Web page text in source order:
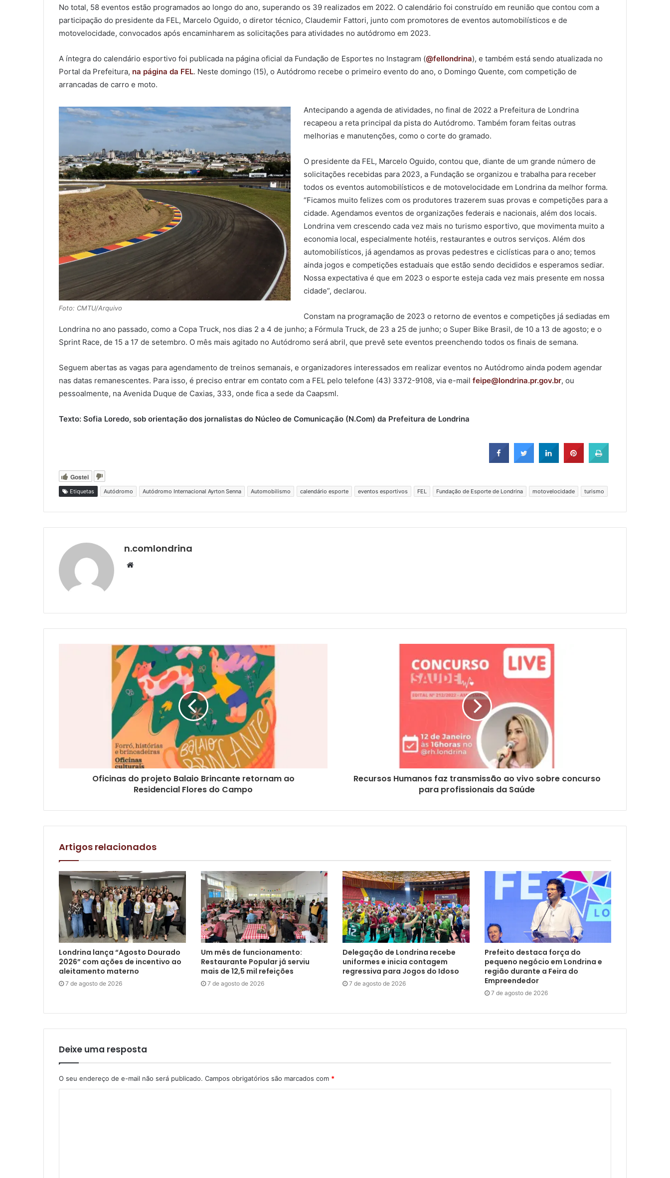
No total, 58 eventos estão programados ao longo do ano, superando os 39 realizados em 2022. O calendário foi construído em reunião que contou com a
participação do presidente da FEL, Marcelo Oguido, o diretor técnico, Claudemir Fattori, junto com promotores de eventos automobilísticos e de
motovelocidade, convocados após encaminharem as solicitações para atividades no autódromo em 2023.
A íntegra do calendário esportivo foi publicada na página oficial da Fundação de Esportes no Instagram (@fellondrina), e também está sendo atualizada no
Portal da Prefeitura, na página da FEL. Neste domingo (15), o Autódromo recebe o primeiro evento do ano, o Domingo Quente, com competição de
arrancadas de carro e moto.
Foto: CMTU/Arquivo
Antecipando a agenda de atividades, no final de 2022 a Prefeitura de Londrina
recapeou a reta principal da pista do Autódromo. Também foram feitas outras
melhorias e manutenções, como o corte do gramado.
O presidente da FEL, Marcelo Oguido, contou que, diante de um grande número de
solicitações recebidas para 2023, a Fundação se organizou e trabalha para receber
todos os eventos automobilísticos e de motovelocidade em Londrina da melhor forma.
“Ficamos muito felizes com os produtores trazerem suas provas e competições para a
cidade. Agendamos eventos de organizações federais e nacionais, além dos locais.
Londrina vem crescendo cada vez mais no turismo esportivo, que movimenta muito a
economia local, especialmente hotéis, restaurantes e outros serviços. Além dos
automobilísticos, já agendamos as provas pedestres e ciclísticas para o ano; temos
ainda jogos e competições estaduais que estão sendo decididos e esperamos sediar.
Nossa expectativa é que em 2023 o esporte esteja cada vez mais presente em nossa
cidade”, declarou.
Constam na programação de 2023 o retorno de eventos e competições já sediadas em
Londrina no ano passado, como a Copa Truck, nos dias 2 a 4 de junho; a Fórmula Truck, de 23 a 25 de junho; o Super Bike Brasil, de 10 a 13 de agosto; e o
Sprint Race, de 15 a 17 de setembro. O mês mais agitado no Autódromo será abril, que prevê sete eventos preenchendo todos os finais de semana.
Seguem abertas as vagas para agendamento de treinos semanais, e organizadores interessados em realizar eventos no Autódromo ainda podem agendar
nas datas remanescentes. Para isso, é preciso entrar em contato com a FEL pelo telefone (43) 3372-9108, via e-mail feipe@londrina.pr.gov.br, ou
pessoalmente, na Avenida Duque de Caxias, 333, onde fica a sede da Caapsml.
Texto: Sofia Loredo, sob orientação dos jornalistas do Núcleo de Comunicação (N.Com) da Prefeitura de Londrina
Gostei
Etiquetas Autódromo Autódromo Internacional Ayrton Senna Automobilismo calendário esporte eventos esportivos FEL Fundação de Esporte de Londrina motovelocidade turismo
n.comlondrina
Website
Oficinas do projeto Balaio Brincante retornam ao
Residencial Flores do Campo
Recursos Humanos faz transmissão ao vivo sobre concurso
para profissionais da Saúde
Artigos relacionados
Londrina lança “Agosto Dourado
2026” com ações de incentivo ao
aleitamento materno
7 de agosto de 2026
Um mês de funcionamento:
Restaurante Popular já serviu
mais de 12,5 mil refeições
7 de agosto de 2026
Delegação de Londrina recebe
uniformes e inicia contagem
regressiva para Jogos do Idoso
7 de agosto de 2026
Prefeito destaca força do
pequeno negócio em Londrina e
região durante a Feira do
Empreendedor
7 de agosto de 2026
Deixe uma resposta
O seu endereço de e-mail não será publicado. Campos obrigatórios são marcados com *